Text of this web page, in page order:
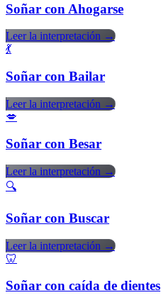
Soñar con Ahogarse
Leer la interpretación →
💃
Soñar con Bailar
Leer la interpretación →
💋
Soñar con Besar
Leer la interpretación →
🔍
Soñar con Buscar
Leer la interpretación →
🦷
Soñar con caída de dientes